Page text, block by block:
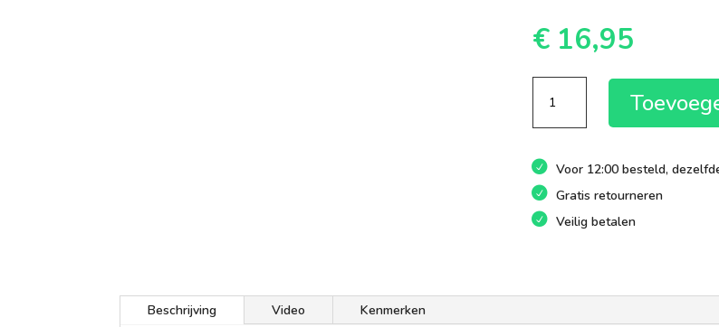
€16,95
Keer
aantalVoor 12:00 besteld,
Gratis retourneren
Veilig betalen
Beschrijving Video Kenmerken